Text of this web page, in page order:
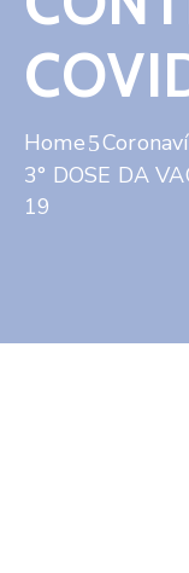
Home
3° DOSE DA
19